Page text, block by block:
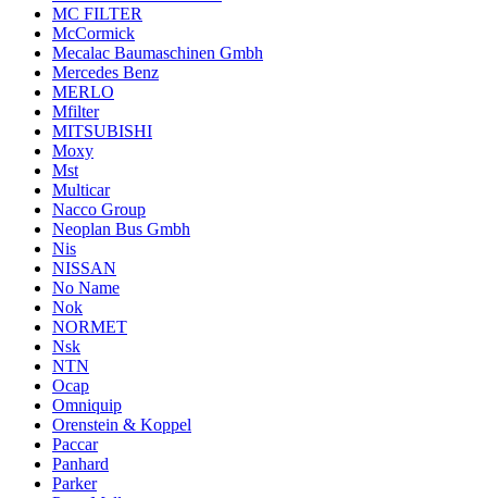
MC FILTER
McCormick
Mecalac Baumaschinen Gmbh
Mercedes Benz
MERLO
Mfilter
MITSUBISHI
Moxy
Mst
Multicar
Nacco Group
Neoplan Bus Gmbh
Nis
NISSAN
No Name
Nok
NORMET
Nsk
NTN
Ocap
Omniquip
Orenstein & Koppel
Paccar
Panhard
Parker